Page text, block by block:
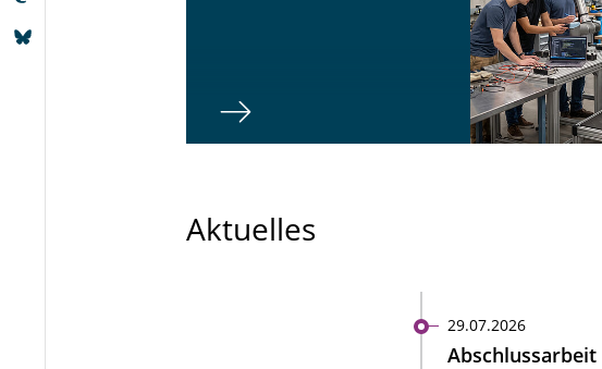
Aktuelles
29.07.2026
Abschlussarbeit